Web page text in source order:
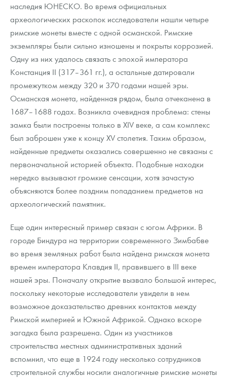
наследия ЮНЕСКО. Во время официальных
археологических раскопок исследователи нашли четыре
римские монеты вместе с одной османской. Римские
экземпляры были сильно изношены и покрыты коррозией.
Одну из них удалось связать с эпохой императора
Констанция II (317–361 гг.), а остальные датировали
промежутком между 320 и 370 годами нашей эры.
Османская монета, найденная рядом, была отчеканена в
1687–1688 годах. Возникла очевидная проблема: стены
замка были построены только в XIV веке, а сам комплекс
был заброшен уже к концу XV столетия. Таким образом,
найденные предметы оказались совершенно не связаны с
первоначальной историей объекта. Подобные находки
нередко вызывают громкие сенсации, хотя зачастую
объясняются более поздним попаданием предметов на
археологический памятник.
Еще один интересный пример связан с югом Африки. В
городе Биндура на территории современного Зимбабве
во время земляных работ была найдена римская монета
времен императора Клавдия II, правившего в III веке
нашей эры. Поначалу открытие вызвало большой интерес,
поскольку некоторые исследователи увидели в нем
возможное доказательство древних контактов между
Римской империей и Южной Африкой. Однако вскоре
загадка была разрешена. Один из участников
строительства местных административных зданий
вспомнил, что еще в 1924 году несколько сотрудников
строительной службы носили аналогичные римские монеты